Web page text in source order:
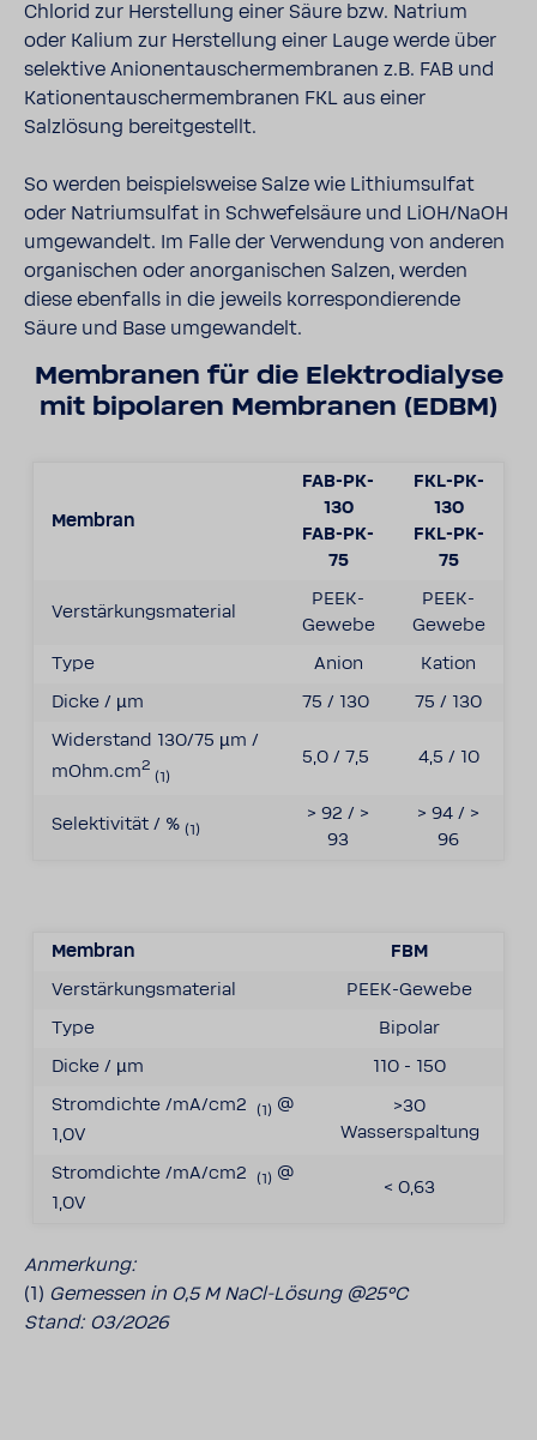
Chlorid zur Herstellung einer Säure bzw. Natrium
oder Kalium zur Herstellung einer Lauge werde über
selektive Anionentauschermembranen z.B. FAB und
Kationentauschermembranen FKL aus einer
Salzlösung bereitgestellt.
So werden beispielsweise Salze wie Lithiumsulfat
oder Natriumsulfat in Schwefelsäure und LiOH/NaOH
umgewandelt. Im Falle der Verwendung von anderen
organischen oder anorganischen Salzen, werden
diese ebenfalls in die jeweils korrespondierende
Säure und Base umgewandelt.
Membranen für die Elektrodialyse
mit bipolaren Membranen (EDBM)
Membran
FAB-PK-
130
FAB-PK-
75
FKL-PK-
130
FKL-PK-
75
Verstärkungsmaterial
PEEK-
Gewebe
PEEK-
Gewebe
Type
Anion
Kation
Dicke / µm
75 / 130
75 / 130
Widerstand 130/75 µm /
mOhm.cm2
(1)
5,0 / 7,5 4,5 / 10
Selektivität / % (1)
> 92 / >
93
> 94 / >
96
Membran
FBM
Verstärkungsmaterial
PEEK-Gewebe
Type
Bipolar
Dicke / µm
110 - 150
Stromdichte /mA/cm2
(1) @
1,0V
>30
Wasserspaltung
Stromdichte /mA/cm2
(1) @
1,0V
< 0,63
Anmerkung:
(1) Gemessen in 0,5 M NaCl-Lösung @25°C
Stand: 03/2026